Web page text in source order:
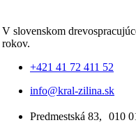
V slovenskom
rokov.
+421 41 72 411 52
info@kral-zilina.sk
Predmestská 83, 010